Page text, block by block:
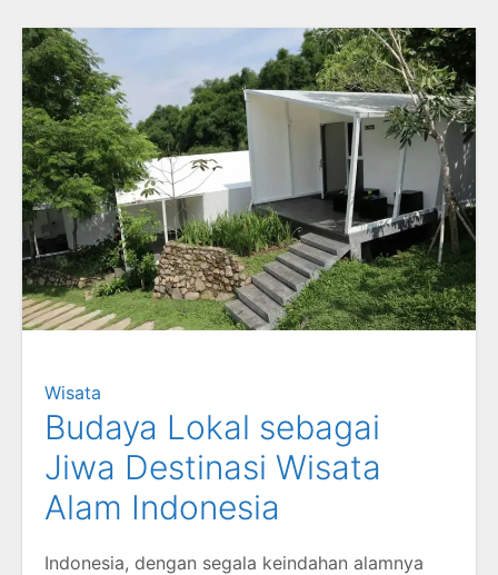
Wisata
Budaya Lokal sebagai
Jiwa Destinasi Wisata
Alam Indonesia
Indonesia, dengan segala keindahan alamnya